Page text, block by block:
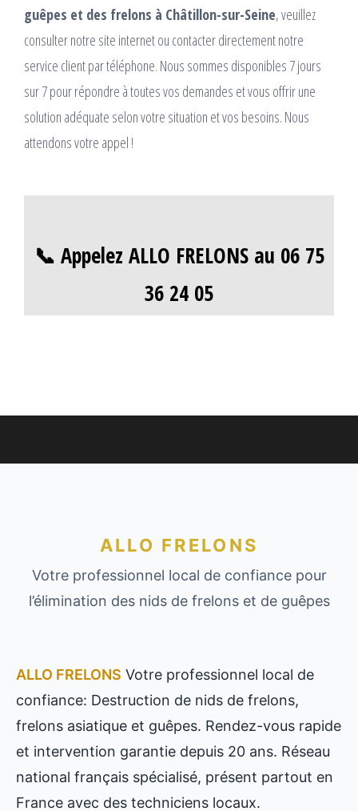
guêpes et des frelons à Châtillon-sur-Seine, veuillez
consulter notre site internet ou contacter directement notre
service client par téléphone. Nous sommes disponibles 7 jours
sur 7 pour répondre à toutes vos demandes et vous offrir une
solution adéquate selon votre situation et vos besoins. Nous
attendons votre appel !
📞 Appelez ALLO FRELONS au 06 75
36 24 05
ALLO FRELONS
Votre professionnel local de confiance pour
l’élimination des nids de frelons et de guêpes
ALLO FRELONS Votre professionnel local de
confiance: Destruction de nids de frelons,
frelons asiatique et guêpes. Rendez-vous rapide
et intervention garantie depuis 20 ans. Réseau
national français spécialisé, présent partout en
France avec des techniciens locaux.